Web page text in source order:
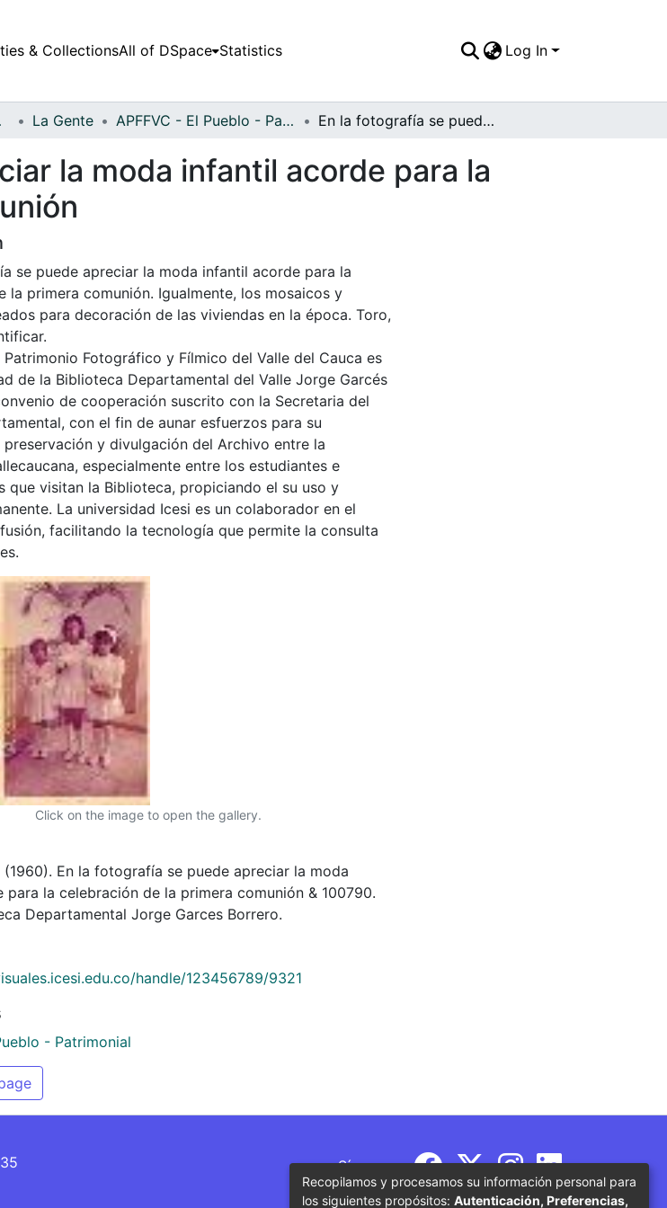
& CollectionsAll of DSpace Statistics Log In
La Gente APFFVC - El Pueblo - Patrimonial En la fotografía se puede apreciar la moda infantil acorde para la celebración de la primera comunión
la moda infantil acorde para la
se puede apreciar la moda infantil acorde para la
la primera comunión. Igualmente, los mosaicos y
para decoración de las viviendas en la época. Toro,
Fotográfico y Fílmico del Valle del Cauca es
de la Biblioteca Departamental del Valle Jorge Garcés
de cooperación suscrito con la Secretaria del
con el fin de aunar esfuerzos para su
preservación y divulgación del Archivo entre la
especialmente entre los estudiantes e
que visitan la Biblioteca, propiciando el su uso y
La universidad Icesi es un colaborador en el
facilitando la tecnología que permite la consulta
Click on the image to open the gallery.
(1960). En la fotografía se puede apreciar la moda
para la celebración de la primera comunión & 100790.
Departamental Jorge Garces Borrero.
handle/123456789/9321
- Patrimonial
Síguenos
Recopilamos y procesamos su información personal para
los siguientes propósitos: Autenticación, Preferencias,